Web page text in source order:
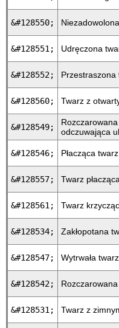
&#128550;
&#128551; Udręczona
&#128552; Przestraszona
&#128560; Twarz z
&#128549;
odczuwająca
&#128546; Płacząca twarz
&#128557; Twarz
&#128561; Twarz
&#128534; Zakłopotana
&#128547; Wytrwała twarz
&#128542;
&#128531; Twarz z